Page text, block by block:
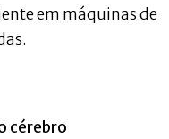
em máquinas de
cérebro